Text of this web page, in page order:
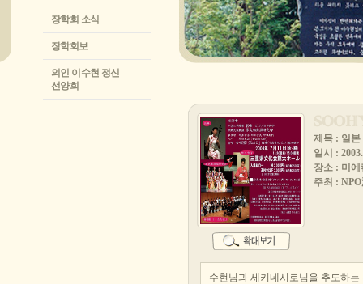
장학회 소식
장학회보
의인 이수현 정신
선양회
제목 : 일본
일시 :
장소 : 미
주최 :
수현님과 세키네시로님을 추도하